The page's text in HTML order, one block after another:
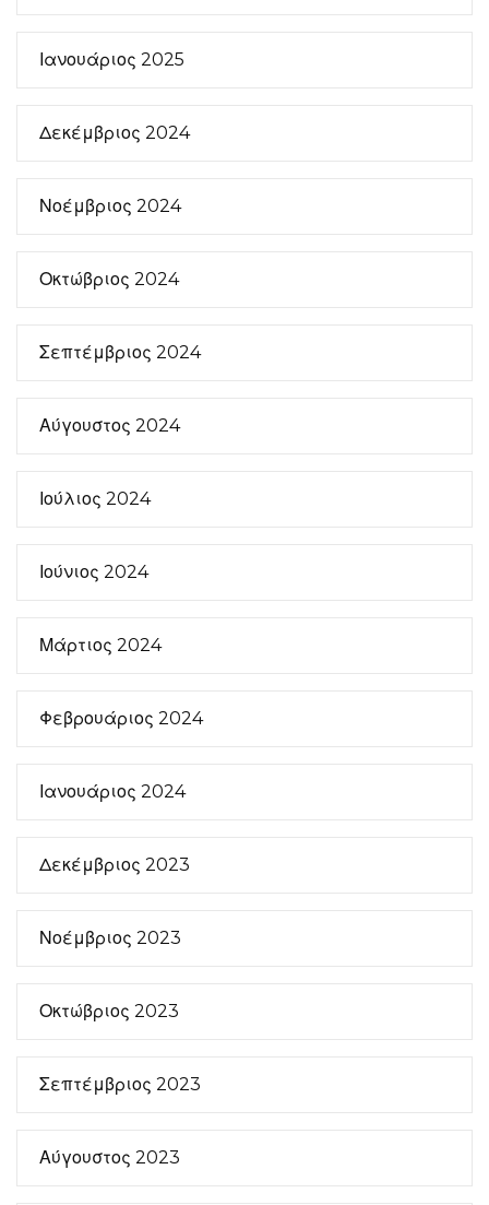
Ιανουάριος 2025
Δεκέμβριος 2024
Νοέμβριος 2024
Οκτώβριος 2024
Σεπτέμβριος 2024
Αύγουστος 2024
Ιούλιος 2024
Ιούνιος 2024
Μάρτιος 2024
Φεβρουάριος 2024
Ιανουάριος 2024
Δεκέμβριος 2023
Νοέμβριος 2023
Οκτώβριος 2023
Σεπτέμβριος 2023
Αύγουστος 2023